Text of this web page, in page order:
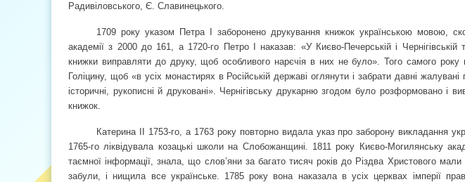
Радивіловського, Є. Славинецького.
1709 року указом Петра І заборонено друкування книжок українською мовою,
академії з 2000 до 161, а 1720-го Петро І наказав: «У Києво-Печерській і
книжки виправляти до друку, щоб особливого нарєчія в них не було». Того самого року
Голіцину, щоб «в усіх монастирях в Російській державі оглянути і забрати давні
історичні, рукописні й друковані». Чернігівську друкарню згодом було розформовано і
книжок.
Катерина ІІ 1753-го, а 1763 року повторно видала указ про заборону викладання
1765-го ліквідувала козацькі школи на Слобожанщині. 1811 року Києво-Могилянську
таємної інформації, знала, що слов’яни за багато тисяч років до Різдва Христового
забули, і нищила все українське. 1785 року вона наказала в усіх церквах імперії